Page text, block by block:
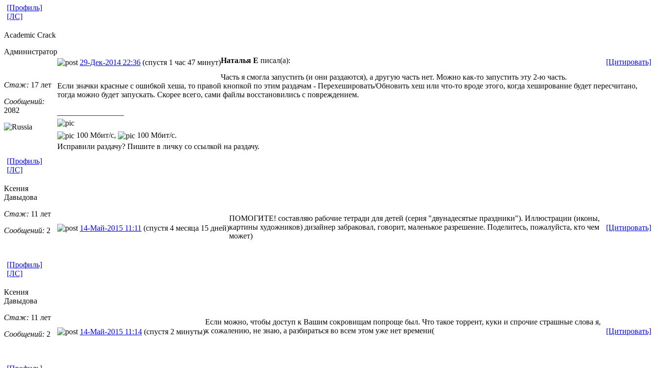
[Профиль]
[ЛС]
Academic Crack
Администратор
Стаж: 17 лет
Сообщений:
2082
29-Дек-2014 22:36 (спустя 1 час 47 минут) [Цитировать]
Наталья Е писал(а):
Часть я смогла запустить (и они раздаются), а другую часть нет. Можно как-то запустить эту 2-ю часть.
Если значки красные с ошибкой хеша, то правой кнопкой по этим раздачам - Перехешировать/Обновить хеш или что-то вроде этого, когда хеширование будет пересчитано,
тогда можно будет запускать. Скорее всего, сами файлы восстановились с повреждением.
100 Мбит/с,
100 Мбит/с.
Исправили раздачу? Пишите в личку со ссылкой на раздачу.
[Профиль]
[ЛС]
Ксения
Давыдова
Стаж: 11 лет
Сообщений: 2 14-Май-2015 11:11 (спустя 4 месяца 15 дней) [Цитировать]
ПОМОГИТЕ! составляю рабочие тетради для детей (серия "двунадесятые праздники"). Иллюстрации (иконы,
картины художников) дизайнер забраковал, говорит, маленькое разрешение. Поделитесь, пожалуйста, кто чем
может)
[Профиль]
[ЛС]
Ксения
Давыдова
Стаж: 11 лет
Сообщений: 2 14-Май-2015 11:14 (спустя 2 минуты) [Цитировать]
Если можно, чтобы доступ к Вашим сокровищам попроще был. Что такое торрент, куки и спрочие страшные слова я,
к сожалению, не знаю, а разбираться во всем этом уже нет времени(